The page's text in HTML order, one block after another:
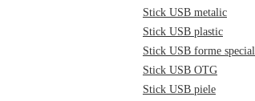
Stick USB metalic
Stick USB plastic
Stick USB forme
Stick USB OTG
Stick USB piele